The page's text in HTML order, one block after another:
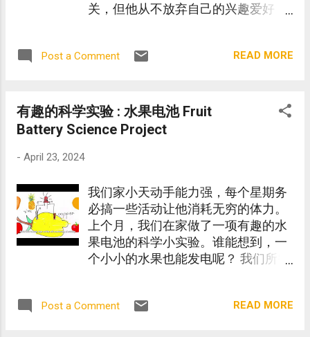
关，但他从不放弃自己的兴趣爱好
章，献给所有热爱英语文学的朋友
阅读： Why English Literature in SPM
is the Key to Your Future Success?
#englishliterature
Post a Comment READ MORE
有趣的科学实验 : 水果电池 Fruit
Battery Science Project
- April 23, 2024
我们家小天动手能力强，每个星期务
必搞一些活动让他消耗无穷的体力。
上个月，我们在家做了一项有趣的水
果电池的科学小实验。谁能想到，一
个小小的水果也能发电呢？ 我们所需
橙子都可以成为我们的实验材料。这
Post a Comment READ MORE